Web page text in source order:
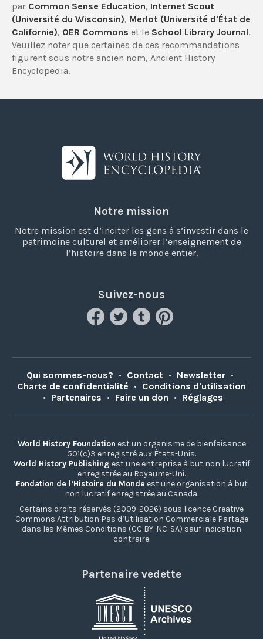
par Common Sense Education, Internet Scout
(Université du Wisconsin), Merlot (Université d'État de
Californie), OER Commons et le School Library Journal.
Veuillez noter que certaines de ces recommandations
figurent sous notre ancien nom, Ancient History
Encyclopedia.
Notre mission
Notre mission est d’inciter les gens à s’investir dans le
patrimoine culturel et améliorer l’enseignement de
l’histoire dans le monde entier.
Suivez-nous
Qui sommes-nous? • Contact • Newsletter •
Charte de confidentialité • Conditions d'utilisation
• Partenaires • Faire un don • Réglages
World History Foundation est un organisme de bienfaisance
501(c)3 enregistré aux États-Unis.
World History Publishing est une entreprise à but non lucratif
enregistrée au Royaume-Uni.
Fondation de l’Histoire du Monde est une organisation à but
non lucratif enregistrée au Canada.
Certains droits réservés (2009-2026) sous licence Creative
Commons Attribution Pas d’Utilisation Commerciale Partage
dans les Mêmes Conditions (CC BY-NC-SA) sauf indication
contraire.
Partenaire vedette